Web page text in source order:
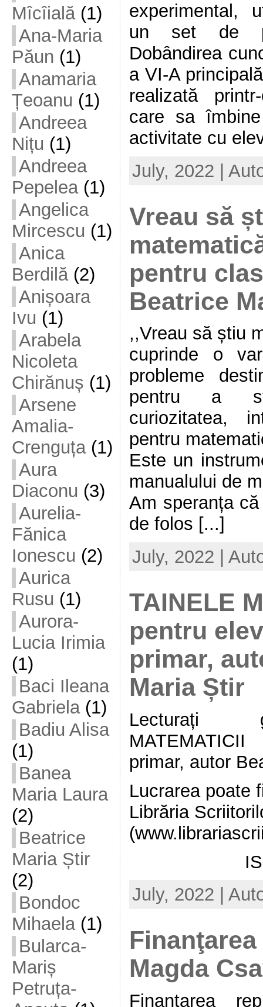
Mîcîială(1)
Ana-Maria
Păun (1)
Anamaria
Țeoanu (1)
Andreea
Nițu (1)
Andreea
Pepelea(1)
Angelica
Mircescu (1)
Anica
Berdilă(2)
Anișoara
Ivu (1)
Arabela
Nicoleta
Chirănuș (1)
Arsene
Amalia-
Crenguța(1)
Aura
Diaconu (3)
Aurelia-
Fănica
Ionescu (2)
Aurica
Rusu (1)
Aurora-
Lucia Irimia
(1)
Baci Ileana
Gabriela(1)
Badiu Alisa
(1)
Banea
Maria Laura
(2)
Beatrice
Maria Știr
(2)
Bondoc
Mihaela(1)
Bularca-
Mariș
Petruța-
experimental,
un set de
Dobândirea
a VI-A
realizată
care sa
activitate cu
July, 2022 |
Vreau să
pentru
Beatrice
,,Vreau să știu
cuprinde o
probleme
pentru a
curiozitatea,
pentru
Este un
manualului de
Am speranța
de folos [...]
July, 2022 |
TAINELE
pentru
primar,
Maria Știr
Lecturați
primar, autor
Lucrarea poate
Librăria
July, 2022 |
Magda
Finanţarea